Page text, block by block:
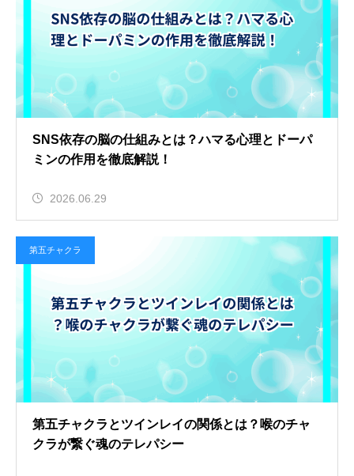
SNS依存の脳の仕組みとは？ハマる心理とドーパ
ミンの作用を徹底解説！
2026.06.29
第五チャクラ
第五チャクラとツインレイの関係とは？喉のチャ
クラが繋ぐ魂のテレパシー